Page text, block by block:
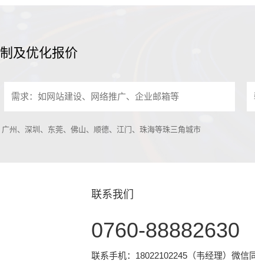
及优化报价
州、深圳、东莞、佛山、顺德、江门、珠海等珠三角城市
联系我们
0760-88882630
联系手机：18022102245（韦经理）微信